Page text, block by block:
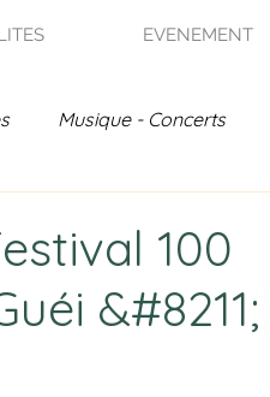
EVENEMENT
Musique - Concerts
100
&#8211;